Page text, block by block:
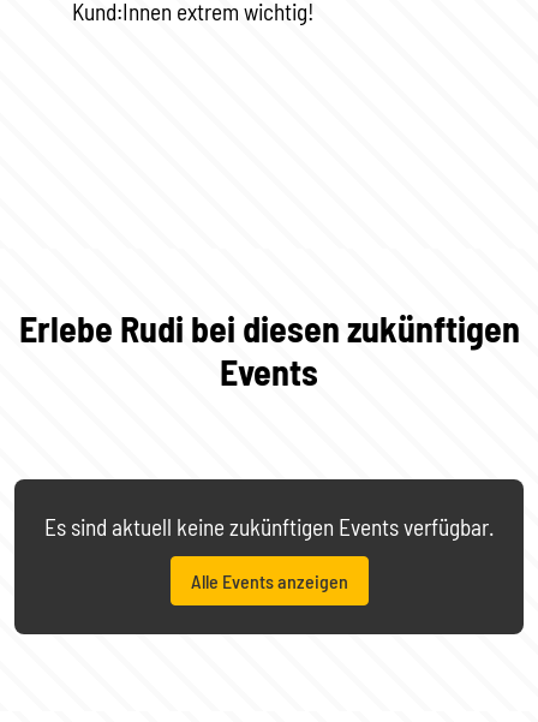
Kund:Innen extrem wichtig!
Erlebe Rudi bei diesen zukünftigen
Events
Es sind aktuell keine zukünftigen Events verfügbar.
Alle Events anzeigen